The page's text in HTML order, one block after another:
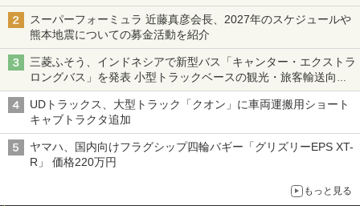
スーパーフォーミュラ 近藤真彦会長、2027年のスケジュールや
熊本地震についての募金活動を紹介
三菱ふそう、インドネシアで新型バス「キャンター・エクストラ
ロングバス」を発表 小型トラックベースの観光・旅客輸送向け
バス
UDトラックス、大型トラック「クオン」に車両運搬用ショート
キャブトラクタ追加
ヤマハ、国内向けフラグシップ四輪バギー「グリズリーEPS XT-
R」 価格220万円
もっと見る